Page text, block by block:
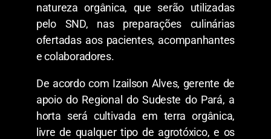
natureza orgânica, que serão utilizadas
pelo SND, nas preparações culinárias
ofertadas aos pacientes, acompanhantes
e colaboradores.
De acordo com Izailson Alves, gerente de
apoio do Regional do Sudeste do Pará, a
horta será cultivada em terra orgânica,
livre de qualquer tipo de agrotóxico, e os